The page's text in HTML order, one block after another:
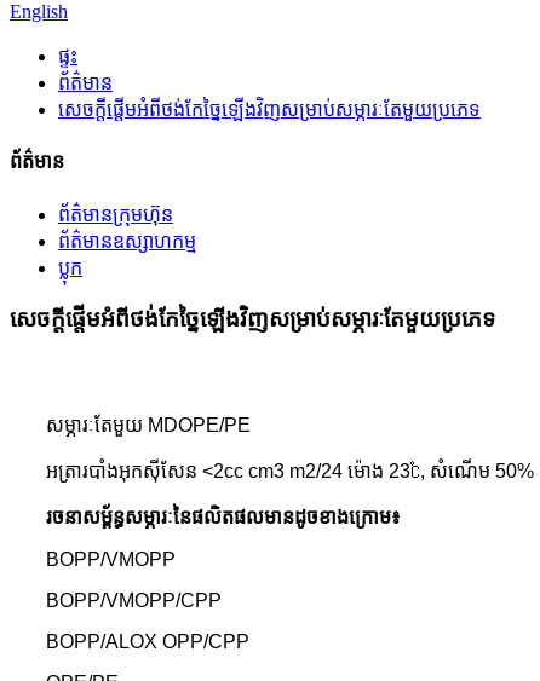
English
ផ្ទះ
ព័ត៌មាន
សេចក្តីផ្តើមអំពីថង់កែច្នៃឡើងវិញសម្រាប់សម្ភារៈតែមួយប្រភេទ
ព័ត៌មាន
ព័ត៌មានក្រុមហ៊ុន
ព័ត៌មានឧស្សាហកម្ម
ប្លុក
សេចក្តីផ្តើមអំពីថង់កែច្នៃឡើងវិញសម្រាប់សម្ភារៈតែមួយប្រភេទ
សម្ភារៈតែមួយ MDOPE/PE
អត្រារបាំងអុកស៊ីសែន <2cc cm3 m2/24 ម៉ោង 23℃, សំណើម 50%
រចនាសម្ព័ន្ធសម្ភារៈនៃផលិតផលមានដូចខាងក្រោម៖
BOPP/VMOPP
BOPP/VMOPP/CPP
BOPP/ALOX OPP/CPP